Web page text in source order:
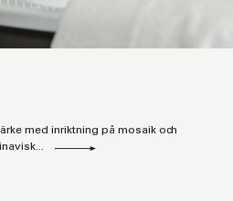
med inriktning på mosaik och